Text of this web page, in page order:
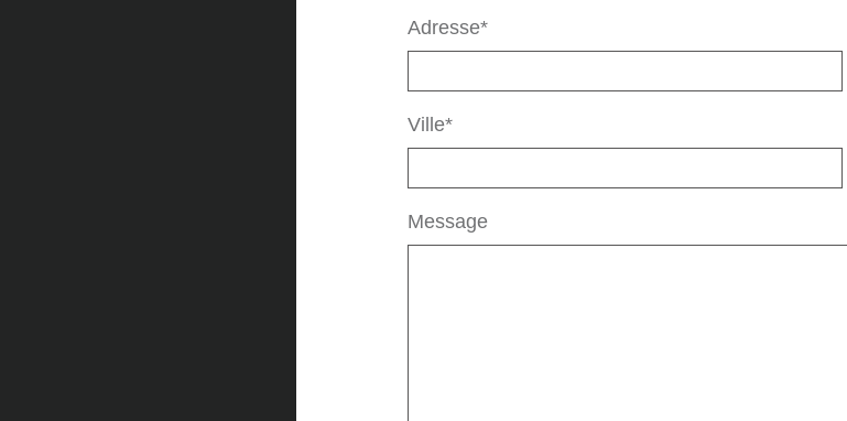
Adresse*
Ville*
Message